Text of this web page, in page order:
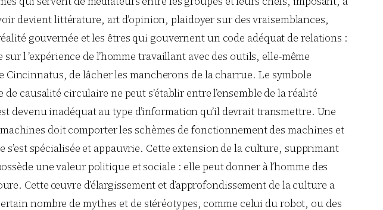
devient littérature, art d’opinion, plaidoyer sur des vraisemblances,
gouvernée et les êtres qui gouvernent un code adéquat de relations :
l ’expérience de l’homme travaillant avec des outils, elle-même
de lâcher les mancherons de la charrue. Le symbole
causalité circulaire ne peut s’établir entre l’ensemble de la réalité
devenu inadéquat au type d’information qu’il devrait transmettre. Une
doit comporter les schèmes de fonctionnement des machines et
spécialisée et appauvrie. Cette extension de la culture, supprimant
une valeur politique et sociale : elle peut donner à l’homme des
Cette œuvre d’élargissement et d’approfondissement de la culture a
nombre de mythes et de stéréotypes, comme celui du robot, ou des